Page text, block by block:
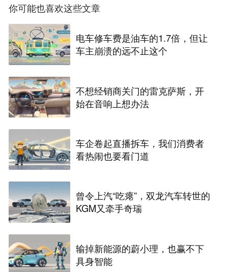
你可能也喜欢这些文章
电车修车费是油车的1.7倍，但让
车主崩溃的远不止这个
不想经销商关门的雷克萨斯，开
始在音响上想办法
车企卷起直播拆车，我们消费者
看热闹也要看门道
曾令上汽“吃瘪”，双龙汽车转世的
KGM又牵手奇瑞
输掉新能源的蔚小理，也赢不下
具身智能